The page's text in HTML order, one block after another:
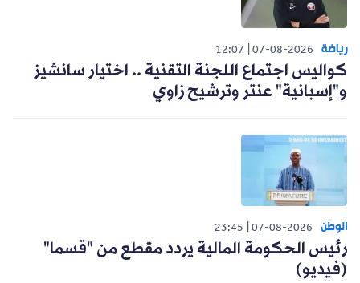
رياضة 07-08-2026
12:07
كواليس اجتماع اللجنة التقنية .. اختيار سانشيز
و"إسبانية" عنتر وترشيح زاوي
الوطن 07-08-2026
23:45
رئيس الحكومة المالية يردد مقطع من "قسما"
(فيديو)